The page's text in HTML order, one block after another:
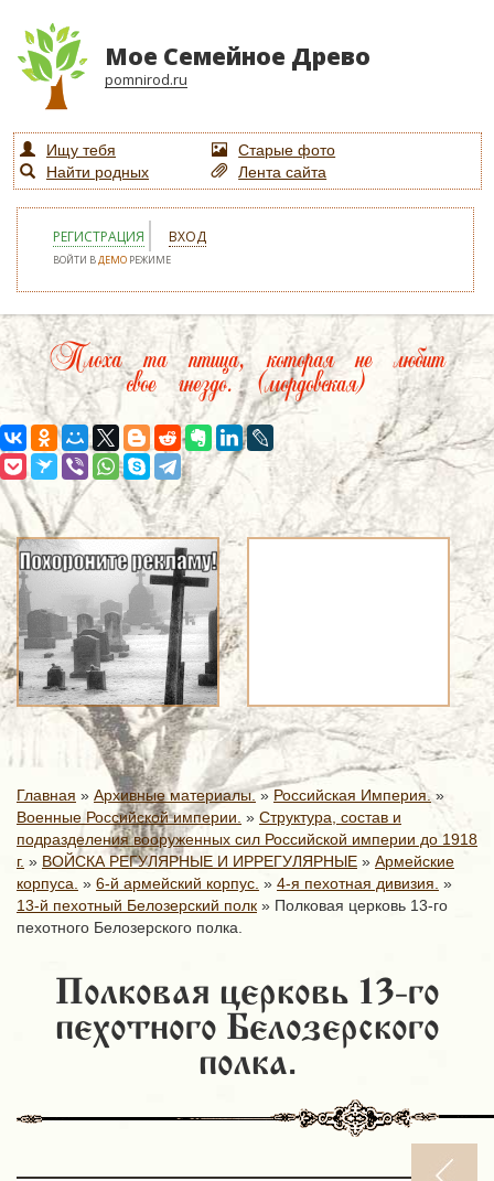
Мое Семейное Древо
pomnirod.ru
Ищу тебя
Старые фото
Найти родных
Лента сайта
РЕГИСТРАЦИЯ ВХОД
ВОЙТИ ВДЕМО РЕЖИМЕ
Плоха та птица, которая не любит
свое гнездо. (мордовская)
Главная » Архивные материалы.» Российская Империя. »
Военные Российской империи. » Структура, состав и
подразделения вооруженных сил Российской империи до 1918
г. » ВОЙСКА РЕГУЛЯРНЫЕ И ИРРЕГУЛЯРНЫЕ » Армейские
корпуса. » 6-й армейский корпус. » 4-я пехотная дивизия. »
13-й пехотный Белозерский полк » Полковая церковь 13-го
пехотного Белозерского полка.
Полковая церковь 13-го
пехотного Белозерского
полка.